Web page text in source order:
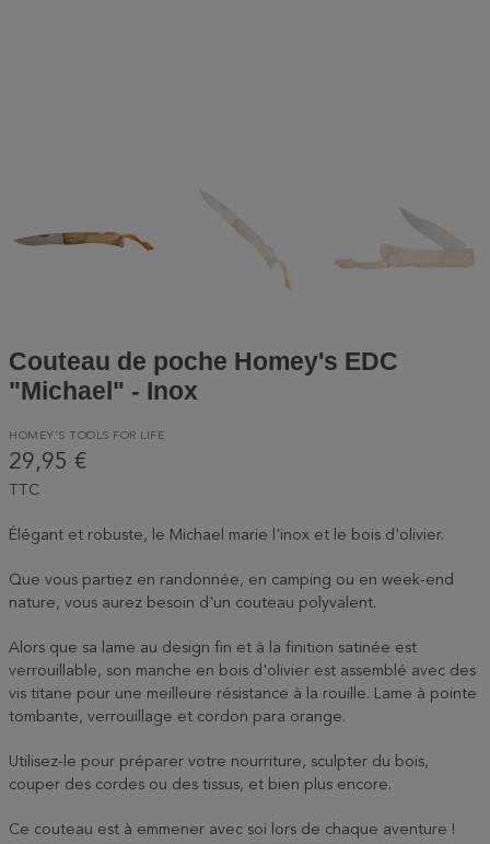
Couteau de poche Homey's EDC
"Michael" - Inox
HOMEY’S TOOLS FOR LIFE
29,95 €
TTC
Élégant et robuste, le Michael marie l'inox et le bois d'olivier.
Que vous partiez en randonnée, en camping ou en week-end
nature, vous aurez besoin d'un couteau polyvalent.
Alors que sa lame au design fin et à la finition satinée est
verrouillable, son manche en bois d'olivier est assemblé avec des
vis titane pour une meilleure résistance à la rouille. Lame à pointe
tombante, verrouillage et cordon para orange.
Utilisez-le pour préparer votre nourriture, sculpter du bois,
couper des cordes ou des tissus, et bien plus encore.
Ce couteau est à emmener avec soi lors de chaque aventure !